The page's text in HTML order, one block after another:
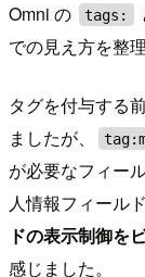
Omni の tags:
での見え方を整
タグを付与する
ましたが、
が必要なフィー
人情報フィール
ドの表示制御を
感じました。